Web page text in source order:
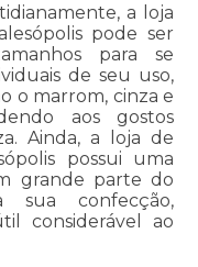
a loja
pode ser
para se
de seu uso,
o marrom, cinza e
aos gostos
Ainda, a loja de
possui uma
grande parte do
sua confecção,
considerável ao